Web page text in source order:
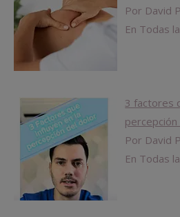
Por David
En Todas
3 factores
Por David
En Todas